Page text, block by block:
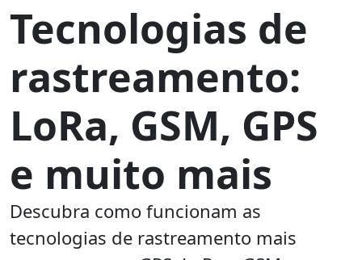
Tecnologias de
rastreamento:
LoRa, GSM, GPS
e muito mais
Descubra como funcionam as
tecnologias de rastreamento mais